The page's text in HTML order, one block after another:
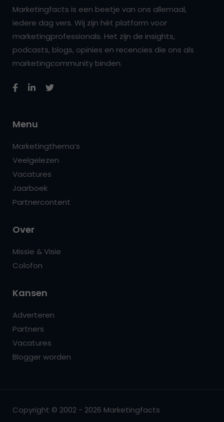
Marketingfacts is een beetje van ons allemaal,
iedere dag vers. Wij zijn hét platform voor
marketingprofessionals. Het zijn de insights,
podcasts, blogs, opinies en recencies die ons als
marketingcommunity binden.
Menu
Marketingthema’s
Veelgelezen
Vacatures
Jaarboek
Partnercontent
Over
Missie & Visie
Colofon
Kansen
Adverteren
Partners
Vacatures
Blogger worden
Copyright © 2002 - 2026 Marketingfacts